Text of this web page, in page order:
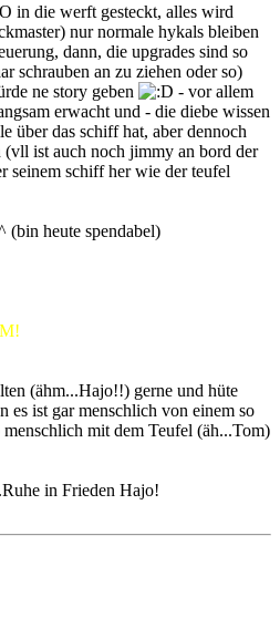
in die werft gesteckt, alles wird
nur normale hykals bleiben
dann, die upgrades sind so
schrauben an zu ziehen oder so)
ne story geben
- vor allem
erwacht und - die diebe wissen
über das schiff hat, aber dennoch
ist auch noch jimmy an bord der
seinem schiff her wie der teufel
(bin heute spendabel)
(ähm...Hajo!!) gerne und hüte
es ist gar menschlich von einem so
mit dem Teufel (äh...Tom)
in Frieden Hajo!